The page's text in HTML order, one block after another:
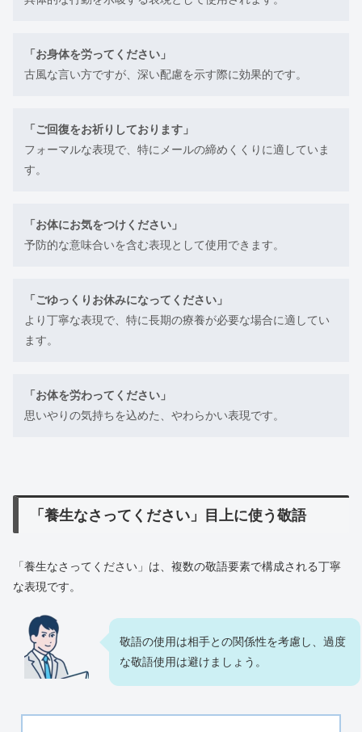
「お身体を労ってください」
古風な言い方ですが、深い配慮を示す際に効果的です。
「ご回復をお祈りしております」
フォーマルな表現で、特にメールの締めくくりに適していま
す。
「お体にお気をつけください」
予防的な意味合いを含む表現として使用できます。
「ごゆっくりお休みになってください」
より丁寧な表現で、特に長期の療養が必要な場合に適してい
ます。
「お体を労わってください」
思いやりの気持ちを込めた、やわらかい表現です。
「養生なさってください」目上に使う敬語
「養生なさってください」は、複数の敬語要素で構成される丁寧
な表現です。
敬語の使用は相手との関係性を考慮し、過度
な敬語使用は避けましょう。